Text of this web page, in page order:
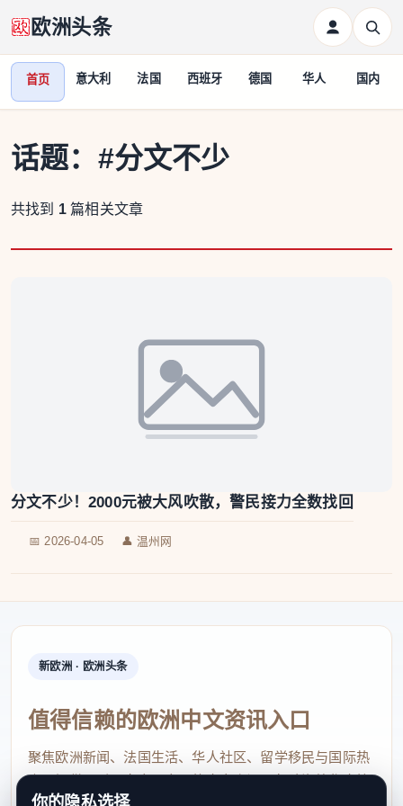
欧洲头条
首页 意大利 法国 西班牙 德国 华人 国内
话题： #分文不少
共找到 1 篇相关文章
分文不少！2000元被大风吹散，警民接力全数找回
📅 2026-04-05 👤 温州网
新欧洲 · 欧洲头条
值得信赖的欧洲中文资讯入口
聚焦欧洲新闻、法国生活、华人社区、留学移民与国际热
点，提供及时、真实、实用的中文资讯，帮助海外华人快
你的隐私选择